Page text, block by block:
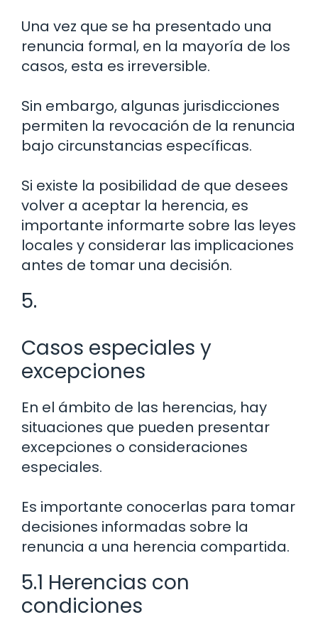
Una vez que se ha presentado una
renuncia formal, en la mayoría de los
casos, esta es irreversible.
Sin embargo, algunas jurisdicciones
permiten la revocación de la renuncia
bajo circunstancias específicas.
Si existe la posibilidad de que desees
volver a aceptar la herencia, es
importante informarte sobre las leyes
locales y considerar las implicaciones
antes de tomar una decisión.
5.
Casos especiales y
excepciones
En el ámbito de las herencias, hay
situaciones que pueden presentar
excepciones o consideraciones
especiales.
Es importante conocerlas para tomar
decisiones informadas sobre la
renuncia a una herencia compartida.
5.1 Herencias con
condiciones